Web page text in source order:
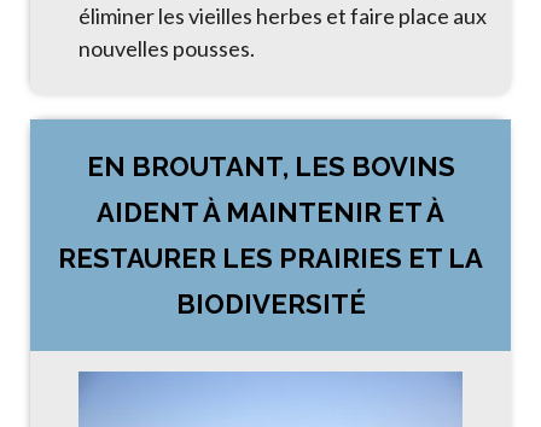
éliminer les vieilles herbes et faire place aux
nouvelles pousses.
EN BROUTANT, LES BOVINS
AIDENT À MAINTENIR ET À
RESTAURER LES PRAIRIES ET LA
BIODIVERSITÉ